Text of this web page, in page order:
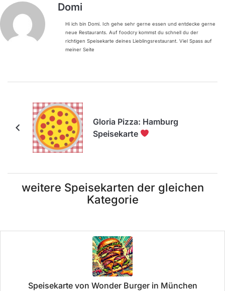
Domi
Hi ich bin Domi. Ich gehe sehr gerne essen und entdecke gerne
neue Restaurants. Auf foodcry kommst du schnell du der
richtigen Speisekarte deines Lieblingsrestaurant. Viel Spass auf
meiner Seite
Gloria Pizza: Hamburg
Speisekarte
weitere Speisekarten der gleichen
Kategorie
Speisekarte von Wonder Burger in München